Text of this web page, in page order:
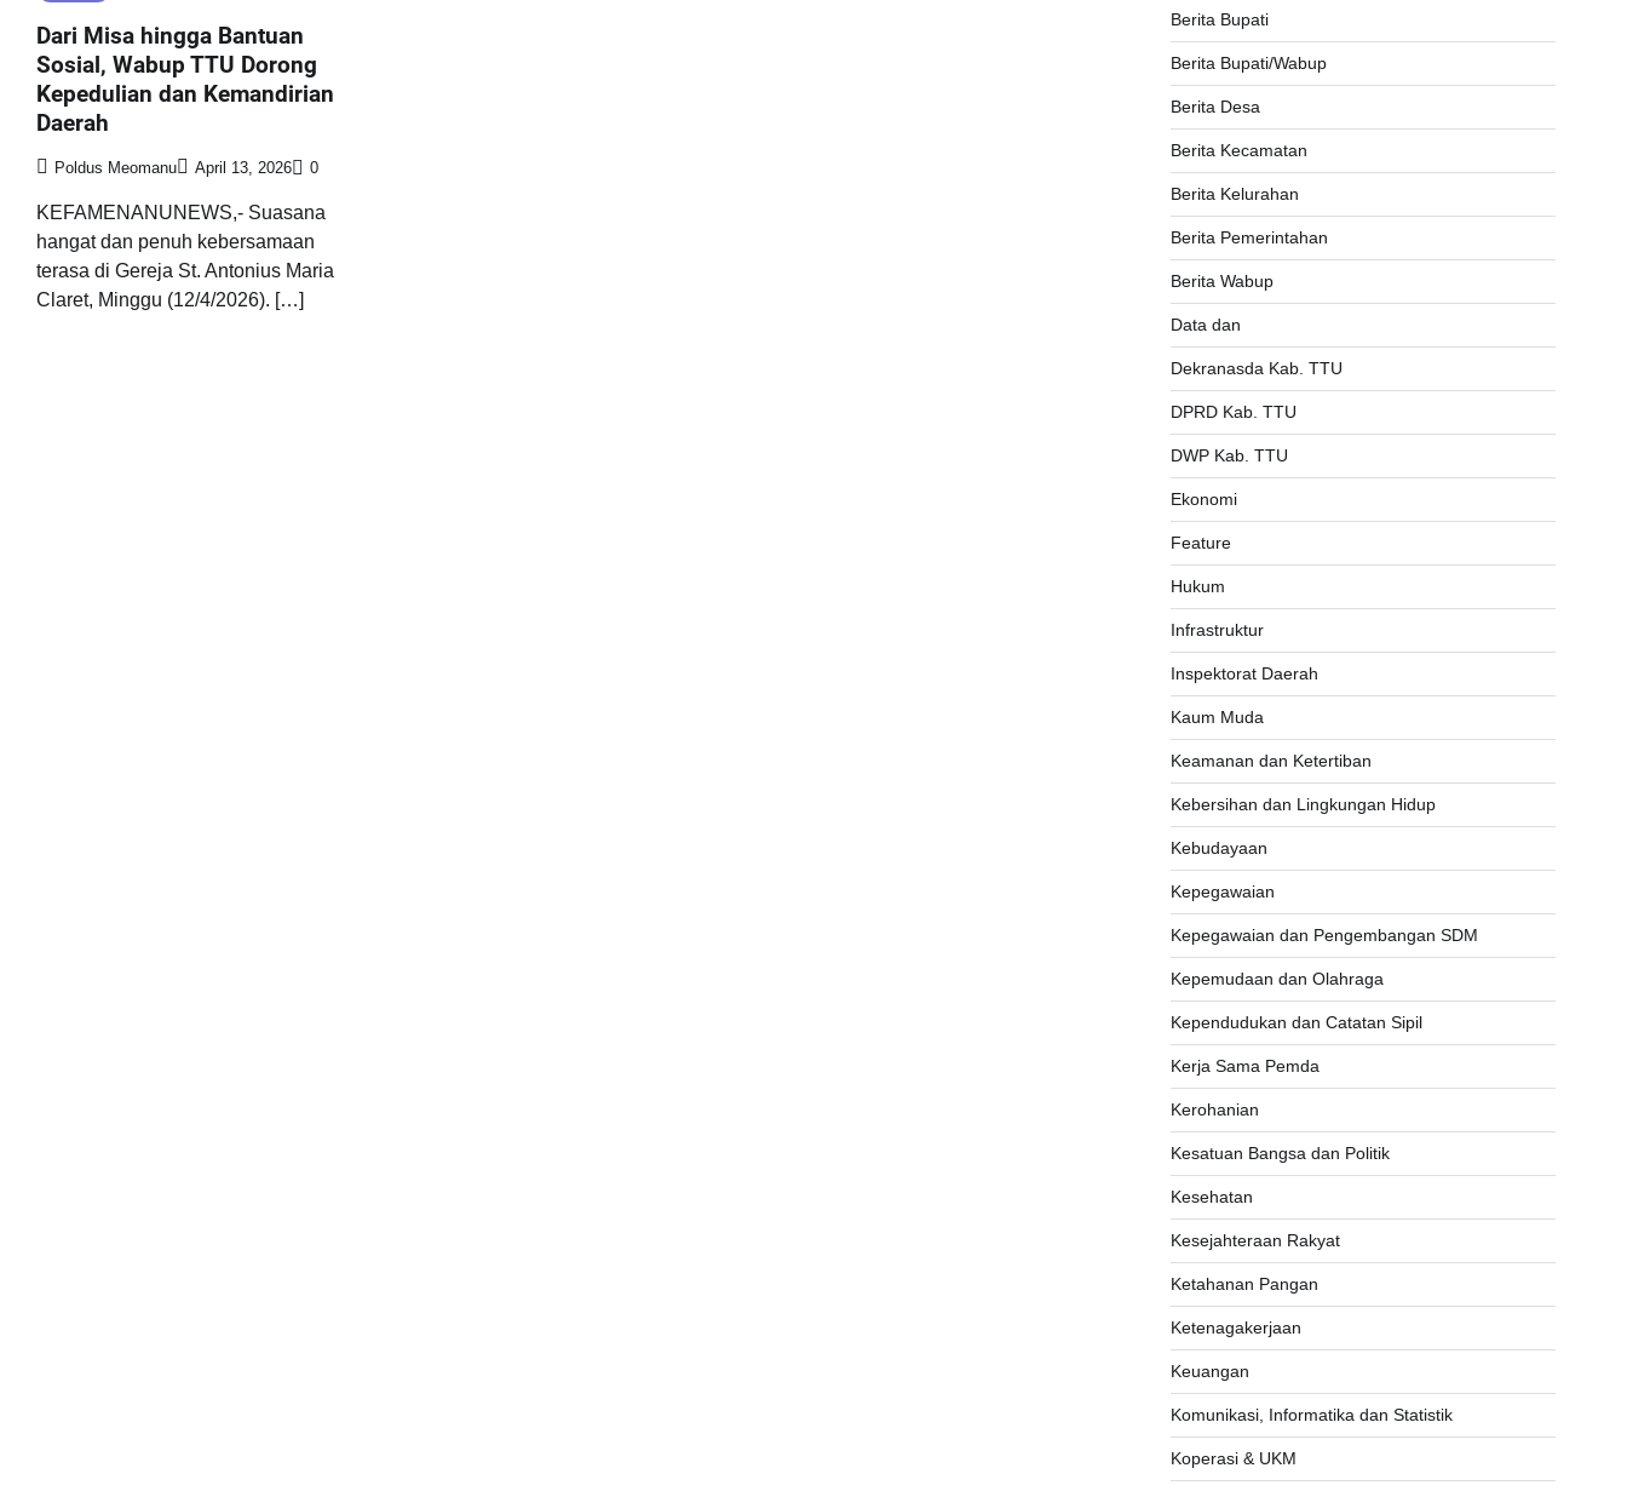
Dari Misa hingga Bantuan
Sosial, Wabup TTU Dorong
Kepedulian dan Kemandirian
Daerah
Poldus Meomanu April 13, 2026 0
KEFAMENANUNEWS,- Suasana
hangat dan penuh kebersamaan
terasa di Gereja St. Antonius Maria
Claret, Minggu (12/4/2026). […]
Berita Bupati
Berita Bupati/Wabup
Berita Desa
Berita Kecamatan
Berita Kelurahan
Berita Pemerintahan
Berita Wabup
Data dan
Dekranasda Kab. TTU
DPRD Kab. TTU
DWP Kab. TTU
Ekonomi
Feature
Hukum
Infrastruktur
Inspektorat Daerah
Kaum Muda
Keamanan dan Ketertiban
Kebersihan dan Lingkungan Hidup
Kebudayaan
Kepegawaian
Kepegawaian dan Pengembangan SDM
Kepemudaan dan Olahraga
Kependudukan dan Catatan Sipil
Kerja Sama Pemda
Kerohanian
Kesatuan Bangsa dan Politik
Kesehatan
Kesejahteraan Rakyat
Ketahanan Pangan
Ketenagakerjaan
Keuangan
Komunikasi, Informatika dan Statistik
Koperasi & UKM